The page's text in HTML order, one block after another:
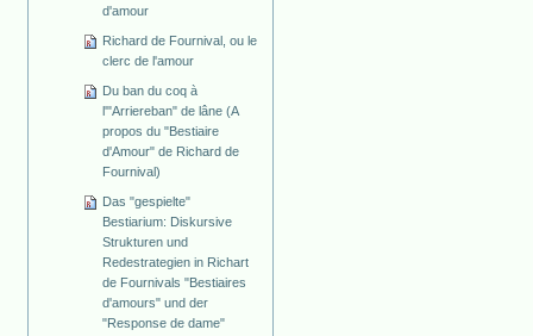
d'amour
Richard de Fournival, ou le
clerc de l'amour
Du ban du coq à
l'"Arriereban" de lâne (A
propos du "Bestiaire
d'Amour" de Richard de
Fournival)
Das "gespielte"
Bestiarium: Diskursive
Strukturen und
Redestrategien in Richart
de Fournivals "Bestiaires
d'amours" und der
"Response de dame"